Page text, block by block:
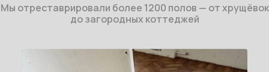
Мы отреставрировали более 1200 полов — от хрущёвок
до загородных коттеджей